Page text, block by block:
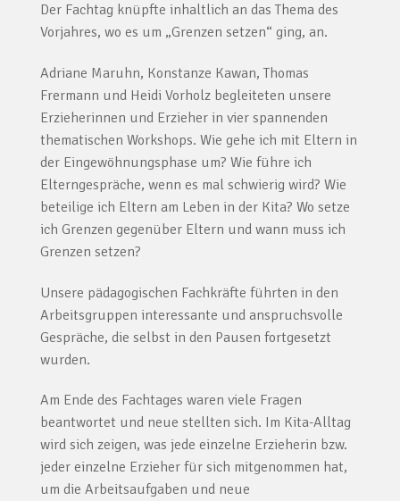
Der Fachtag knüpfte inhaltlich an das Thema des
Vorjahres, wo es um „Grenzen setzen“ ging, an.
Adriane Maruhn, Konstanze Kawan, Thomas
Frermann und Heidi Vorholz begleiteten unsere
Erzieherinnen und Erzieher in vier spannenden
thematischen Workshops. Wie gehe ich mit Eltern in
der Eingewöhnungsphase um? Wie führe ich
Elterngespräche, wenn es mal schwierig wird? Wie
beteilige ich Eltern am Leben in der Kita? Wo setze
ich Grenzen gegenüber Eltern und wann muss ich
Grenzen setzen?
Unsere pädagogischen Fachkräfte führten in den
Arbeitsgruppen interessante und anspruchsvolle
Gespräche, die selbst in den Pausen fortgesetzt
wurden.
Am Ende des Fachtages waren viele Fragen
beantwortet und neue stellten sich. Im Kita-Alltag
wird sich zeigen, was jede einzelne Erzieherin bzw.
jeder einzelne Erzieher für sich mitgenommen hat,
um die Arbeitsaufgaben und neue